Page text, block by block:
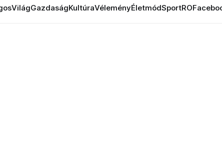
VilágGazdaságKultúraVéleményÉletmódSportRO